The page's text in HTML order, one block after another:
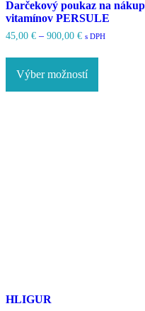
Darčekový poukaz na nákup
vitamínov PERSULE
45,00 € – 900,00 €Price
45,00 €
through
900,00 €
s DPH
Výber možností
viacero
HLIGUR